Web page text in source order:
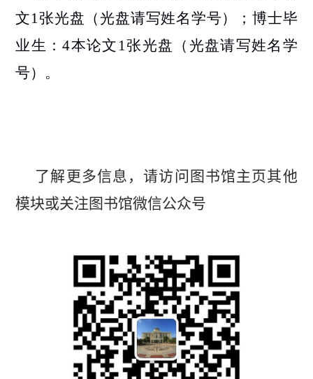
文1 张光盘（光盘请写姓名学号）；博士毕
业生：4本论文 1 张光盘（光盘请写姓名学
号）。
了解更多信息，请访问图书馆主页其他
模块或关注图书馆微信公众号